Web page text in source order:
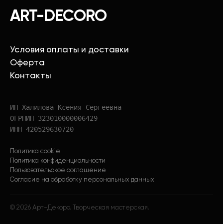
ART-DECORO
Условия оплаты и доставки
Оферта
Контакты
ИП Халилова Ксения Сергеевна
ОГРНИП 323010000006429
ИНН 420529630720
Политика cookie
Политика конфиденциальности
Пользовательское соглашение
Согласие на обработку персональных данных
© 2026 Арт-Декоро. Творческая мастерская.